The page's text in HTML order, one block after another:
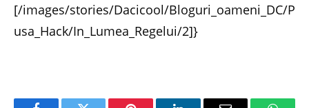
[/images/stories/Dacicool/Bloguri_oameni_DC/P
usa_Hack/In_Lumea_Regelui/2]}